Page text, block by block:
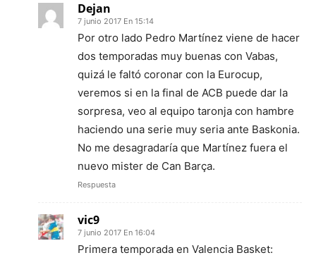
Dejan
7 junio 2017 En 15:14
Por otro lado Pedro Martínez viene de hacer
dos temporadas muy buenas con Vabas,
quizá le faltó coronar con la Eurocup,
veremos si en la final de ACB puede dar la
sorpresa, veo al equipo taronja con hambre
haciendo una serie muy seria ante Baskonia.
No me desagradaría que Martínez fuera el
nuevo mister de Can Barça.
Respuesta
vic9
7 junio 2017 En 16:04
Primera temporada en Valencia Basket: